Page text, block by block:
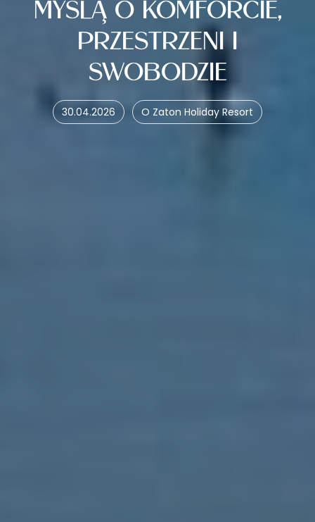
MYŚLĄ O KOMFORCIE,
PRZESTRZENI I
SWOBODZIE
30.04.2026 O Zaton Holiday Resort